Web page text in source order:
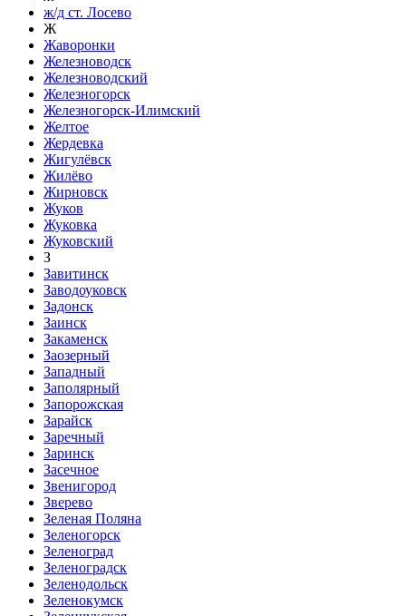
ж/д ст. Лосево
Ж
Жаворонки
Железноводск
Железноводский
Железногорск
Железногорск-Илимский
Желтое
Жердевка
Жигулёвск
Жилёво
Жирновск
Жуков
Жуковка
Жуковский
З
Завитинск
Заводоуковск
Задонск
Заинск
Закаменск
Заозерный
Западный
Заполярный
Запорожская
Зарайск
Заречный
Заринск
Засечное
Звенигород
Зверево
Зеленая Поляна
Зеленогорск
Зеленоград
Зеленоградск
Зеленодольск
Зеленокумск